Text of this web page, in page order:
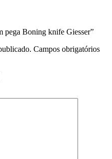
pega Boning knife Giesser”
Campos obrigatórios